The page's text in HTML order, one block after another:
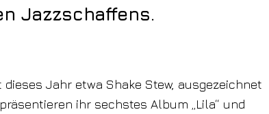
Jazzschaffens.
Jahr etwa Shake Stew, ausgezeichnet
ihr sechstes Album „Lila“ und